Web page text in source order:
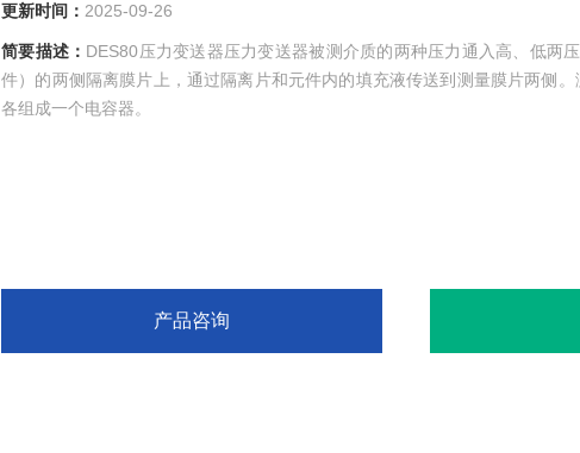
更新时间： 2025-09-26
简要描述： DES80压力变送器压力变送器被测介质的两种压力通入高、低两
件）的两侧隔离膜片上，通过隔离片和元件内的填充液传送到测量膜片两侧
各组成一个电容器。
产品咨询